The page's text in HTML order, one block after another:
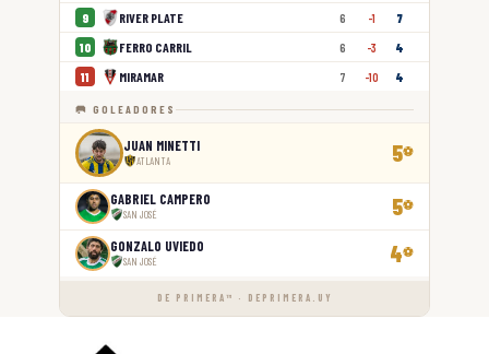
9 RIVER PLATE 6 -1 7
10 FERRO CARRIL 6 -3 4
11 MIRAMAR 7 -10 4
🥅 GOLEADORES
JUAN MINETTI
ATLANTA 5⚽
GABRIEL CAMPERO
SAN JOSÉ 5⚽
GONZALO UVIEDO
SAN JOSÉ 4⚽
DE PRIMERA™ · DEPRIMERA.UY